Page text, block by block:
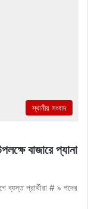
স্থানীয় সংবাদ
বাজারে প্যানা
ব্যস্ত প্রার্থীরা # ৯ পদের